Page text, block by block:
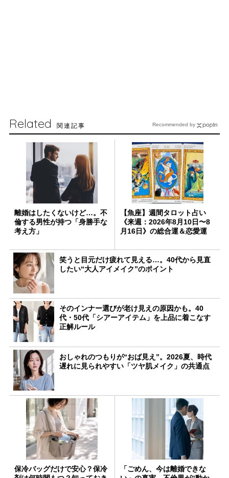
Related 関連記事
離婚はしたくないけど…。不
倫する男性が持つ「身勝手な
考え方」
【魚座】週間タロット占い
《来週：2026年8月10日〜8
月16日》の総合運＆恋愛運
笑うと目元だけ疲れて見える…。40代から見直
したい“大人アイメイク”のポイント
そのインナー選びが老け見えの原因かも。40
代・50代「シアーアイテム」を上品に着こなす
正解ルール
おしゃれのつもりが“おば見え”。2026夏、時代
遅れに見られやすい「ツヤ肌メイク」の共通点
保冷バッグだけで安心？保冷
「ごめん、今は離婚できな
Recommended by